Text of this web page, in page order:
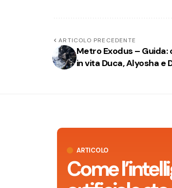
ARTICOLO PRECEDENTE
Metro Exodus –
in vita Duca, Alyosha e
ARTICOLO
Come